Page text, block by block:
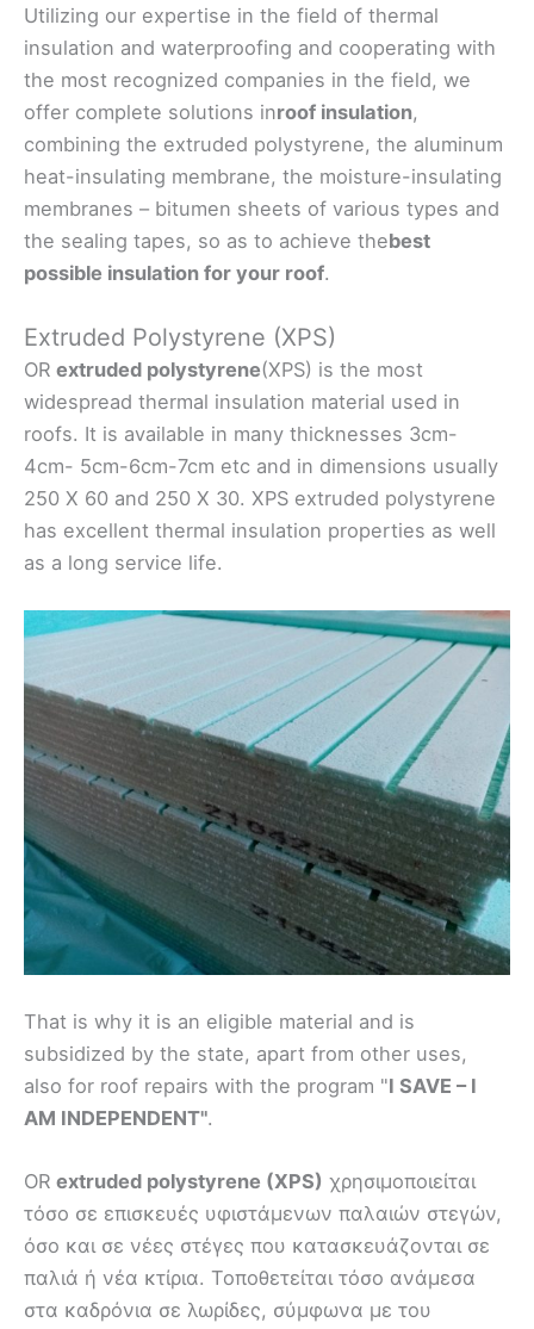
Utilizing our expertise in the field of thermal
insulation and waterproofing and cooperating with
the most recognized companies in the field, we
offer complete solutions inroof insulation,
combining the extruded polystyrene, the aluminum
heat-insulating membrane, the moisture-insulating
membranes – bitumen sheets of various types and
the sealing tapes, so as to achieve thebest
possible insulation for your roof.
Extruded Polystyrene (XPS)
OR extruded polystyrene(XPS) is the most
widespread thermal insulation material used in
roofs. It is available in many thicknesses 3cm-
4cm- 5cm-6cm-7cm etc and in dimensions usually
250 X 60 and 250 X 30. XPS extruded polystyrene
has excellent thermal insulation properties as well
as a long service life.
That is why it is an eligible material and is
subsidized by the state, apart from other uses,
also for roof repairs with the program "I SAVE – I
AM INDEPENDENT".
OR extruded polystyrene (XPS) χρησιμοποιείται
τόσο σε επισκευές υφιστάμενων παλαιών στεγών,
όσο και σε νέες στέγες που κατασκευάζονται σε
παλιά ή νέα κτίρια. Τοποθετείται τόσο ανάμεσα
στα καδρόνια σε λωρίδες, σύμφωνα με του